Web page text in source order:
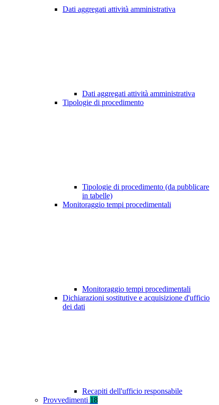
Dati aggregati attività amministrativa
Dati aggregati attività amministrativa
Tipologie di procedimento
Tipologie di procedimento (da pubblicare
in tabelle)
Monitoraggio tempi procedimentali
Monitoraggio tempi procedimentali
Dichiarazioni sostitutive e acquisizione d'ufficio
dei dati
Recapiti dell'ufficio responsabile
Provvedimenti 18